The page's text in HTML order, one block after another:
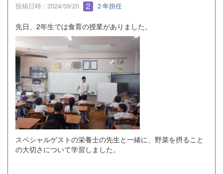
投稿日時 : 2024/09/20 ２年担任
先日、2年生では食育の授業がありました。
スペシャルゲストの栄養士の先生と一緒に、野菜を摂ること
の大切さについて学習しました。